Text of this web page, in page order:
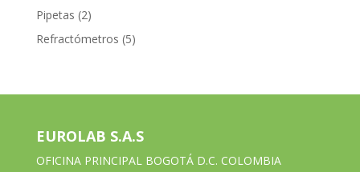
Pipetas (2)
Refractómetros (5)
EUROLAB S.A.S
OFICINA PRINCIPAL BOGOTÁ D.C. COLOMBIA